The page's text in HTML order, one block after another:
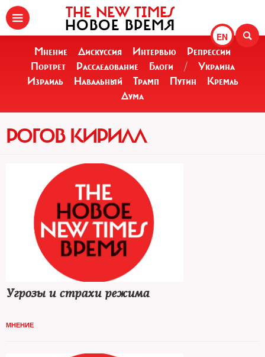
EN
THE NEW TIMES
НОВОЕ ВРЕМЯ
Мнение Дискуссия Интервью
Репрессии
Портрет
Расследование Блоги /
Украина
Израиль
Навальный Трамп Путин
Кремль
Дума
РОГОВ КИРИЛЛ
Угрозы и страхи режима
МНЕНИЕ